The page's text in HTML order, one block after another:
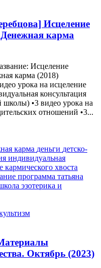
Исцеление
карма
Исцеление
карма (2018)
урока на исцеление
консультация
школы) •3 видео урока на
отношений •3...
карма деньги детско-
индивидуальная
кармического хвоста
программа татьяна
эзотерика и
Октябрь (2023)